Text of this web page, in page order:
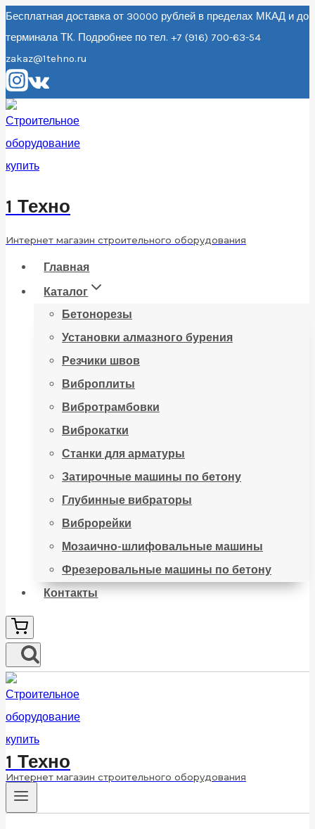
Перейти
к
содержанию
Бесплатная доставка от 30000 рублей в пределах МКАД и до
терминала ТК. Подробнее по тел. +7 (916) 700-63-54
zakaz@1tehno.ru
1 Техно
Интернет магазин строительного оборудования
Главная
Каталог
Бетонорезы
Установки алмазного бурения
Резчики швов
Виброплиты
Вибротрамбовки
Виброкатки
Станки для арматуры
Затирочные машины по бетону
Глубинные вибраторы
Виброрейки
Мозаично-шлифовальные машины
Фрезеровальные машины по бетону
Контакты
1 Техно
Интернет магазин строительного оборудования